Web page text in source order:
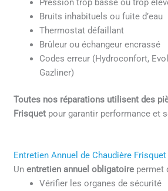
Pression trop basse ou trop
Bruits inhabituels ou fuite d’eau
Thermostat défaillant
Brûleur ou échangeur encrassé
Codes erreur (Hydroconfort,
Gazliner)
Toutes nos réparations utilisent des
Frisquet pour garantir performance et
Entretien Annuel de Chaudière Frisquet
Unentretien annuel obligatoire permet
Vérifier les organes de sécurité